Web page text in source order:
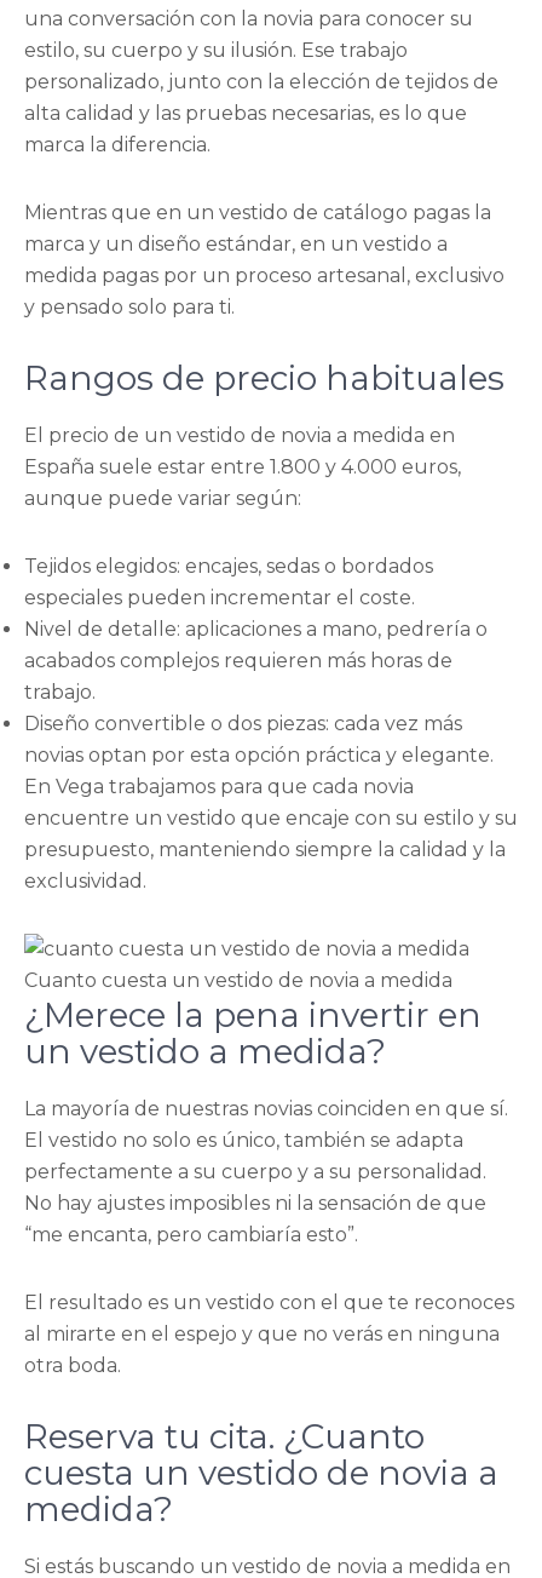
una conversación con la novia para conocer su
estilo, su cuerpo y su ilusión. Ese trabajo
personalizado, junto con la elección de tejidos de
alta calidad y las pruebas necesarias, es lo que
marca la diferencia.
Mientras que en un vestido de catálogo pagas la
marca y un diseño estándar, en un vestido a
medida pagas por un proceso artesanal, exclusivo
y pensado solo para ti.
Rangos de precio habituales
El precio de un vestido de novia a medida en
España suele estar entre 1.800 y 4.000 euros,
aunque puede variar según:
Tejidos elegidos: encajes, sedas o bordados
especiales pueden incrementar el coste.
Nivel de detalle: aplicaciones a mano, pedrería o
acabados complejos requieren más horas de
trabajo.
Diseño convertible o dos piezas: cada vez más
novias optan por esta opción práctica y elegante.
En Vega trabajamos para que cada novia
encuentre un vestido que encaje con su estilo y su
presupuesto, manteniendo siempre la calidad y la
exclusividad.
Cuanto cuesta un vestido de novia a medida
¿Merece la pena invertir en
un vestido a medida?
La mayoría de nuestras novias coinciden en que sí.
El vestido no solo es único, también se adapta
perfectamente a su cuerpo y a su personalidad.
No hay ajustes imposibles ni la sensación de que
“me encanta, pero cambiaría esto”.
El resultado es un vestido con el que te reconoces
al mirarte en el espejo y que no verás en ninguna
otra boda.
Reserva tu cita. ¿Cuanto
cuesta un vestido de novia a
medida?
Si estás buscando un vestido de novia a medida en